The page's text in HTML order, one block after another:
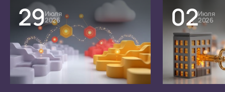
29Июля
2026 02Июля
2026